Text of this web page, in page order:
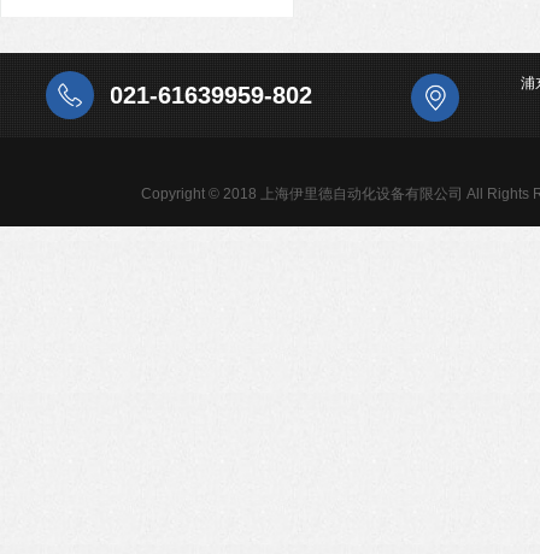
021-61639959-802 浦
Copyright © 2018 上海伊里德自动化设备有限公司 All Rights